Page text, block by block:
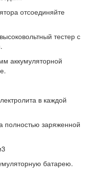
отсоединяйте
тестер с
аккумуляторной
в каждой
полностью заряженной
батарею.